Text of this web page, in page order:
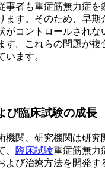
事者も重症筋無力症を
ます。そのため、早期
がコントロールされな
す。これらの問題が複
います。
び臨床試験の成長
機関、研究機関は研究
臨床試験重症筋無力
よび治療方法を開発す